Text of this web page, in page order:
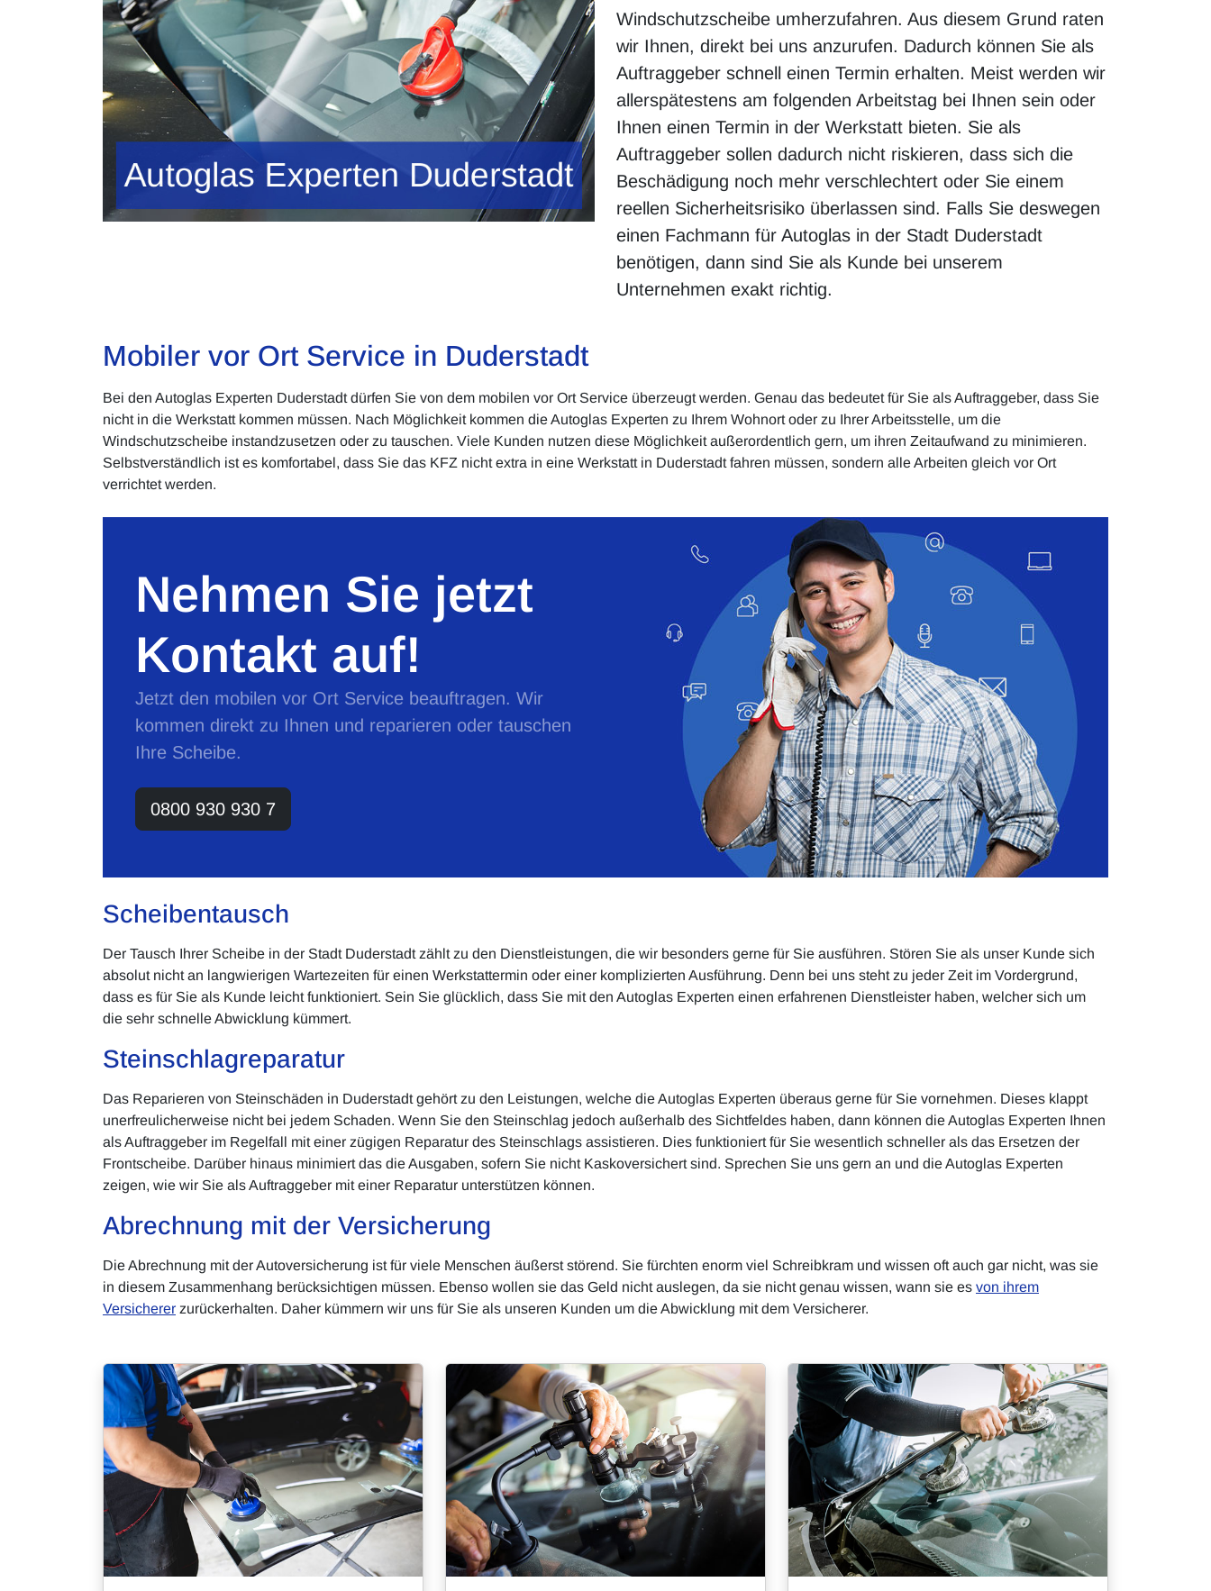
Windschutzscheibe umherzufahren. Aus diesem Grund raten
wir Ihnen, direkt bei uns anzurufen. Dadurch können Sie als
Auftraggeber schnell einen Termin erhalten. Meist werden wir
allerspätestens am folgenden Arbeitstag bei Ihnen sein oder
Ihnen einen Termin in der Werkstatt bieten. Sie als
Auftraggeber sollen dadurch nicht riskieren, dass sich die
Beschädigung noch mehr verschlechtert oder Sie einem
reellen Sicherheitsrisiko überlassen sind. Falls Sie deswegen
einen Fachmann für Autoglas in der Stadt Duderstadt
benötigen, dann sind Sie als Kunde bei unserem
Unternehmen exakt richtig.
Mobiler vor Ort Service in Duderstadt
Bei den Autoglas Experten Duderstadt dürfen Sie von dem mobilen vor Ort Service überzeugt werden. Genau das bedeutet für Sie als Auftraggeber, dass Sie
nicht in die Werkstatt kommen müssen. Nach Möglichkeit kommen die Autoglas Experten zu Ihrem Wohnort oder zu Ihrer Arbeitsstelle, um die
Windschutzscheibe instandzusetzen oder zu tauschen. Viele Kunden nutzen diese Möglichkeit außerordentlich gern, um ihren Zeitaufwand zu minimieren.
Selbstverständlich ist es komfortabel, dass Sie das KFZ nicht extra in eine Werkstatt in Duderstadt fahren müssen, sondern alle Arbeiten gleich vor Ort
verrichtet werden.
Nehmen Sie jetzt
Kontakt auf!
Jetzt den mobilen vor Ort Service beauftragen. Wir
kommen direkt zu Ihnen und reparieren oder tauschen
Ihre Scheibe.
0800 930 930 7
Scheibentausch
Der Tausch Ihrer Scheibe in der Stadt Duderstadt zählt zu den Dienstleistungen, die wir besonders gerne für Sie ausführen. Stören Sie als unser Kunde sich
absolut nicht an langwierigen Wartezeiten für einen Werkstattermin oder einer komplizierten Ausführung. Denn bei uns steht zu jeder Zeit im Vordergrund,
dass es für Sie als Kunde leicht funktioniert. Sein Sie glücklich, dass Sie mit den Autoglas Experten einen erfahrenen Dienstleister haben, welcher sich um
die sehr schnelle Abwicklung kümmert.
Steinschlagreparatur
Das Reparieren von Steinschäden in Duderstadt gehört zu den Leistungen, welche die Autoglas Experten überaus gerne für Sie vornehmen. Dieses klappt
unerfreulicherweise nicht bei jedem Schaden. Wenn Sie den Steinschlag jedoch außerhalb des Sichtfeldes haben, dann können die Autoglas Experten Ihnen
als Auftraggeber im Regelfall mit einer zügigen Reparatur des Steinschlags assistieren. Dies funktioniert für Sie wesentlich schneller als das Ersetzen der
Frontscheibe. Darüber hinaus minimiert das die Ausgaben, sofern Sie nicht Kaskoversichert sind. Sprechen Sie uns gern an und die Autoglas Experten
zeigen, wie wir Sie als Auftraggeber mit einer Reparatur unterstützen können.
Abrechnung mit der Versicherung
Die Abrechnung mit der Autoversicherung ist für viele Menschen äußerst störend. Sie fürchten enorm viel Schreibkram und wissen oft auch gar nicht, was sie
in diesem Zusammenhang berücksichtigen müssen. Ebenso wollen sie das Geld nicht auslegen, da sie nicht genau wissen, wann sie es von ihrem
Versicherer zurückerhalten. Daher kümmern wir uns für Sie als unseren Kunden um die Abwicklung mit dem Versicherer.